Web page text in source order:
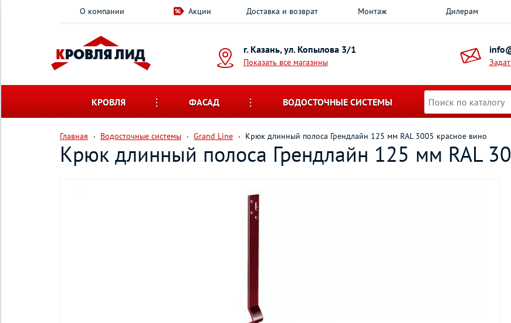
О компании Акции Доставка и возврат Монтаж Дилерам
г. Казань, ул. Копылова 3/1
Показать все магазины
КРОВЛЯ ФАСАД ВОДОСТОЧНЫЕ СИСТЕМЫ
Главная Водосточные системы Grand Line Крюк длинный полоса Грендлайн 125 мм RAL 3005 красное вино
Крюк длинный полоса Грендлайн 125 мм RAL